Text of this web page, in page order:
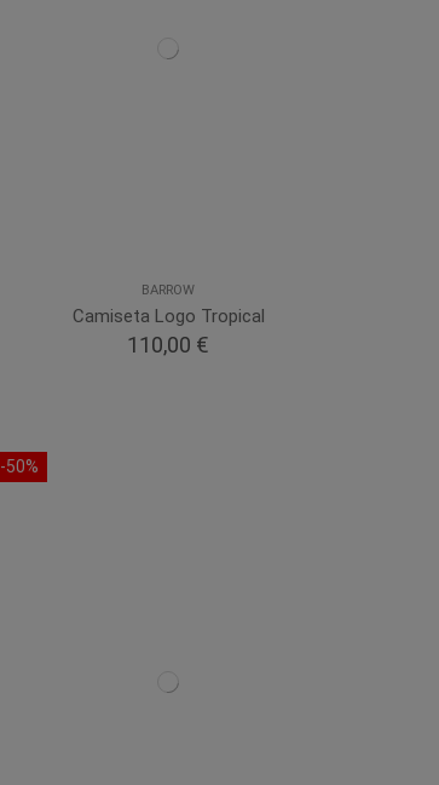
BARROW
Camiseta Logo Tropical
110,00 €
-50%